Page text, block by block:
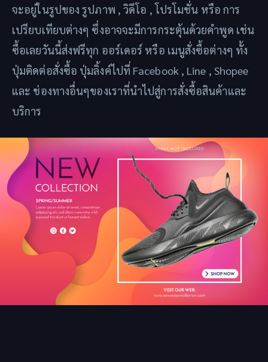
จะอยู่ในรูปของ รูปภาพ , วิดีโอ , โปรโมชั่น หรือ การ
เปรียบเทียบต่างๆ ซึ่งอาจจะมีการกระตุ้นด้วยคำพูด เช่น
ซื้อเลยวันนี้ส่งฟรีทุก ออร์เดอร์ หรือ เมนูสั่งซื้อต่างๆ ทั้ง
ปุ่มติดต่อสั่งซื้อ ปุ่มลิ้งค์ไปที่ Facebook , Line , Shopee
และ ช่องทางอื่นๆของเราที่นำไปสู่การสั่งซื้อสินค้าและ
บริการ